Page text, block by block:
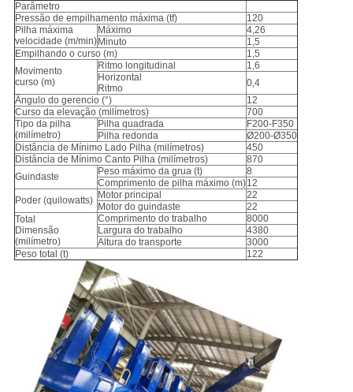
Parâmetro
Pressão de empilhamento máxima (tf)
120
Pilha máxima
velocidade (m/min)
Máximo
4,26
Minuto
1,5
Empilhando o curso (m)
1,5
Movimento
curso (m)
Ritmo longitudinal
1,6
Horizontal
Ritmo
0,4
Ângulo do gerencio (°)
12
Curso da elevação (milímetros)
700
Tipo da pilha
(milímetro)
Pilha quadrada
F200-F350
Pilha redonda
Ø200-Ø350
Distância de Mínimo Lado Pilha (milímetros)
450
Distância de Mínimo Canto Pilha (milímetros)
870
Guindaste
Peso máximo da grua (t)
8
Comprimento de pilha máximo (m)12
Poder (quilowatts) Motor principal
22
Motor do guindaste
22
Total
Dimensão
(milímetro)
Comprimento do trabalho
8000
Largura do trabalho
4380
Altura do transporte
3000
Peso total (t)
122